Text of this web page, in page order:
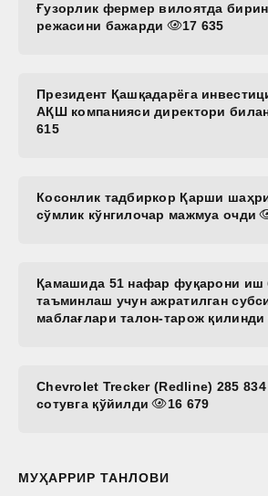
Ғузорлик фермер вилоятда
режасини бажарди
17 635
Президент Қашқадарёга
АҚШ компанияси директори
615
Косонлик тадбиркор Қарши
сўмлик кўнгилочар мажмуа очди
Қамашида 51 нафар фуқарони иш
таъминлаш учун ажратилган
маблағлари талон-тарож қилинди
Chevrolet Trecker (Redline) 285
сотувга қўйилди
16 679
МУҲАРРИР ТАНЛОВИ